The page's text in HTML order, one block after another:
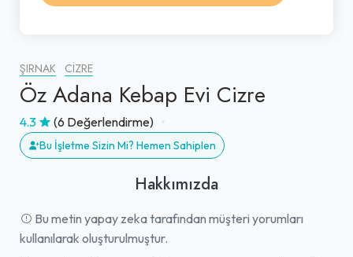
ŞIRNAK CIZRE
Öz Adana Kebap Evi Cizre
4.3 (6 Değerlendirme)
Bu İşletme Sizin Mi? Hemen Sahiplen
Hakkımızda
Bu metin yapay zeka tarafından müşteri yorumları
kullanılarak oluşturulmuştur.